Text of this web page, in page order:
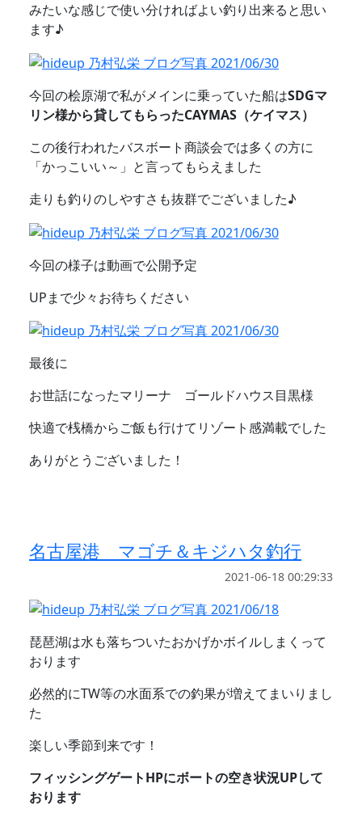
みたいな感じで使い分ければよい釣り出来ると思い
ます♪
今回の桧原湖で私がメインに乗っていた船はSDGマ
リン様から貸してもらったCAYMAS（ケイマス）
この後行われたバスボート商談会では多くの方に
「かっこいい～」と言ってもらえました
走りも釣りのしやすさも抜群でございました♪
今回の様子は動画で公開予定
UPまで少々お待ちください
最後に
お世話になったマリーナ ゴールドハウス目黒様
快適で桟橋からご飯も行けてリゾート感満載でした
ありがとうございました！
名古屋港 マゴチ＆キジハタ釣行
2021-06-18 00:29:33
琵琶湖は水も落ちついたおかげかボイルしまくって
おります
必然的にTW等の水面系での釣果が増えてまいりまし
た
楽しい季節到来です！
フィッシングゲートHPにボートの空き状況UPして
おります